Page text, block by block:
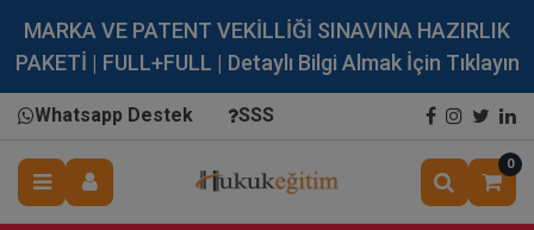
MARKA VE PATENT VEKİLLİĞİ SINAVINA HAZIRLIK
PAKETİ | FULL+FULL | Detaylı Bilgi Almak İçin Tıklayın
Whatsapp Destek SSS
0